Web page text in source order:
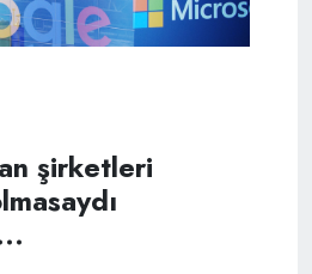
şirketleri